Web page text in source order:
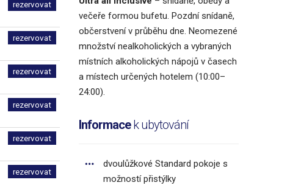
rezervovat
rezervovat
rezervovat
rezervovat
rezervovat
rezervovat
večeře formou bufetu. Pozdní snídaně,
občerstvení v průběhu dne. Neomezené
množství nealkoholických a vybraných
místních alkoholických nápojů v časech
a místech určených hotelem (10:00–
24:00).
Informacek ubytování
dvoulůžkové Standard pokoje s
možností přistýlky